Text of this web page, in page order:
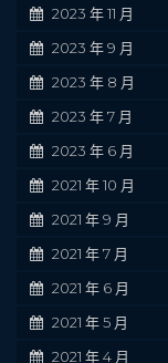
2023 年 11 月
2023 年 9 月
2023 年 8 月
2023 年 7 月
2023 年 6 月
2021 年 10 月
2021 年 9 月
2021 年 7 月
2021 年 6 月
2021 年 5 月
2021 年 4 月